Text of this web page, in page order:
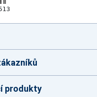
produkty